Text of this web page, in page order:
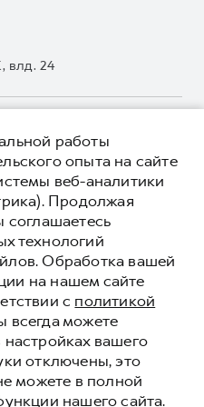
GWM Fleet
влд. 24
касающаяся
носит
публичной офертой.
носят информационный
рекомендуемыми
(ООО «Грейт
подробной информации
официальному дилеру ООО
Горячей линии 8 (800)
на данном сайте
в любое время без
может отсутствовать
оперативных служб
Рус»
работы
опыта на сайте
веб-аналитики
Продолжая
соглашаетесь
технологий
Обработка вашей
на нашем сайте
с политикой
всегда можете
вашего
отключены, это
можете в полной
нашего сайта.